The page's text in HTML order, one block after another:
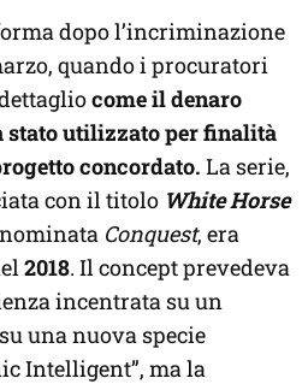
dopo l’incriminazione
quando i procuratori
come il denaro
stato utilizzato per finalità
concordato. La serie,
con il titolo White Horse
Conquest, era
2018. Il concept prevedeva
incentrata su un
una nuova specie
Intelligent”, ma la